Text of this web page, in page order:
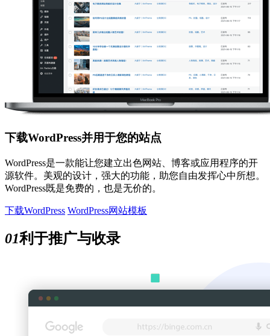
下载WordPress并用于您的站点
WordPress是一款能让您建立出色网站、博客或应用程序的开
源软件。美观的设计，强大的功能，助您自由发挥心中所想。
WordPress既是免费的，也是无价的。
下载WordPress WordPress网站模板
01利于推广与收录